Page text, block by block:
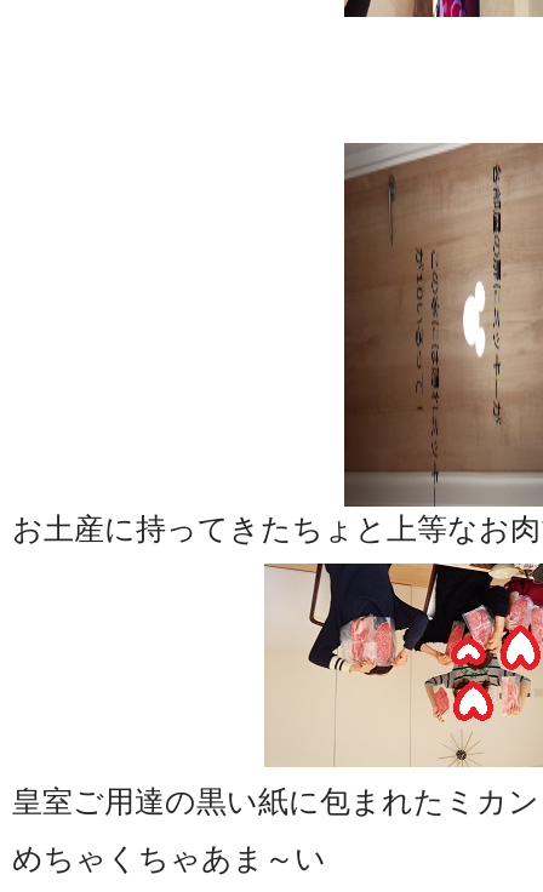
お土産に持ってきたちょと上等なお
皇室ご用達の黒い紙に包まれたミカ
めちゃくちゃあま～い